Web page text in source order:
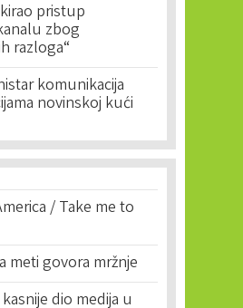
pristup
zbog
razloga“
komunikacija
novinskoj kući
/ Take me to
meti govora mržnje
dio medija u